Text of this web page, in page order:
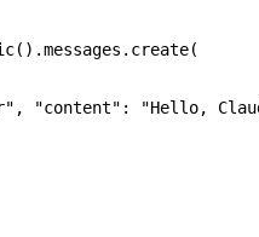
, "content" : "Hello,